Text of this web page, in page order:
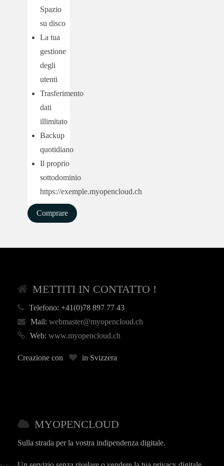
Spazio
su disco
La tua
gestione
degli
utenti
Trasferimento
dati
illimitato
Backup
quotidiano
Il proprio
sottodominio
https://exemple.myopencloud.ch
Comprare
METTITI IN CONTATTO !
Telefono: +41(0)78 897 77 43
Mail: webmaster@myopencloud.ch
Web: www.myopencloud.ch
Creazione con in Svizzera
MYOPENCLOUD
Sulla strada per la vostra indipendenza digitale.